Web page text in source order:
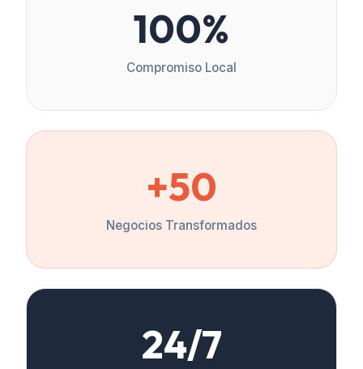
100%
Compromiso Local
+50
Negocios Transformados
24/7